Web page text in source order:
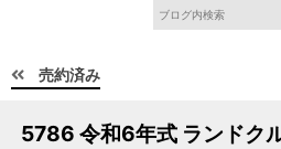
売約済み
5786 令和6年式 ランド